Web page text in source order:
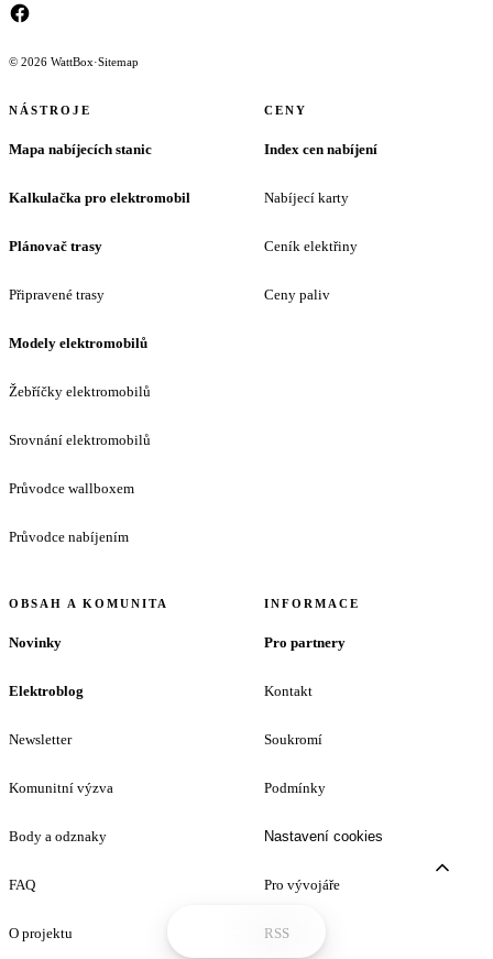
© 2026 WattBox·Sitemap
NÁSTROJE
Mapa nabíjecích stanic
Kalkulačka pro elektromobil
Plánovač trasy
Připravené trasy
Modely elektromobilů
Žebříčky elektromobilů
Srovnání elektromobilů
Průvodce wallboxem
Průvodce nabíjením
CENY
Index cen nabíjení
Nabíjecí karty
Ceník elektřiny
Ceny paliv
OBSAH A KOMUNITA
Novinky
Elektroblog
Newsletter
Komunitní výzva
Body a odznaky
FAQ
O projektu
INFORMACE
Pro partnery
Kontakt
Soukromí
Podmínky
Nastavení cookies
Pro vývojáře
RSS
Tento web používá cookies Aktualizovat